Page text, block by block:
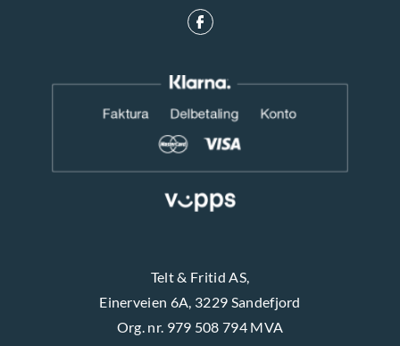
Telt & Fritid AS,
Einerveien 6A, 3229 Sandefjord
Org. nr. 979 508 794 MVA